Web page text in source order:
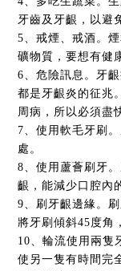
牙齒及牙齦，以避
5、戒煙、戒酒。
礦物質，要想有健
6、危險訊息。牙
都是牙齦炎的征兆
周病，所以必須盡
7、使用軟毛牙刷
處。
8、使用蘆薈刷牙
齦，能減少口腔內
9、刷牙齦邊緣。
將牙刷傾斜45度角
10、輪流使用兩隻
使另一隻有時間完